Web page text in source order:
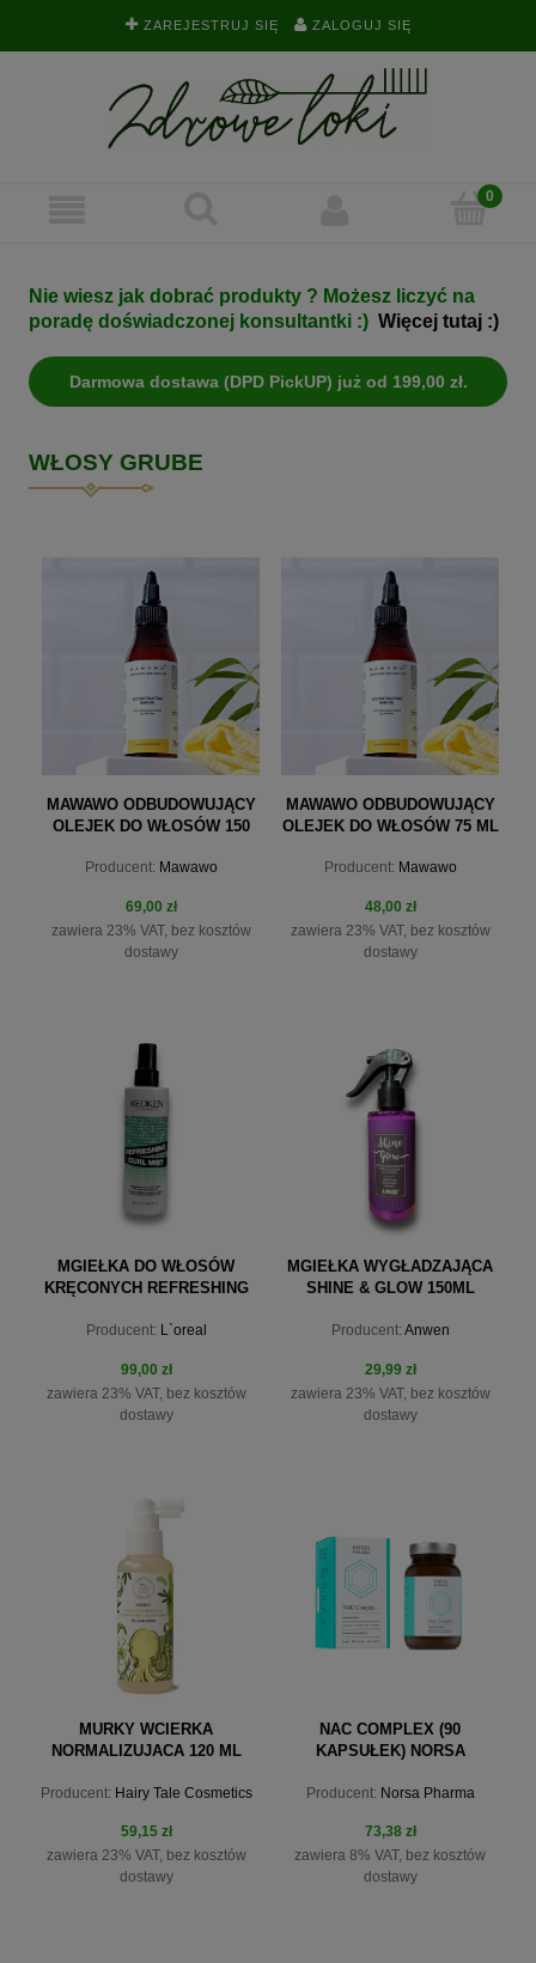
ZAREJESTRUJ SIĘ ZALOGUJ SIĘ
Nie wiesz jak dobrać produkty ? Możesz liczyć na
poradę doświadczonej konsultantki :) Więcej tutaj :)
Darmowa dostawa (DPD PickUP) już od 199,00 zł.
WŁOSY GRUBE
MAWAWO ODBUDOWUJĄCY
OLEJEK DO WŁOSÓW 150
Producent: Mawawo
69,00 zł
zawiera 23% VAT, bez kosztów
dostawy
do koszyka
MAWAWO ODBUDOWUJĄCY
OLEJEK DO WŁOSÓW 75 ML
Producent: Mawawo
48,00 zł
zawiera 23% VAT, bez kosztów
dostawy
do koszyka
MGIEŁKA DO WŁOSÓW
KRĘCONYCH REFRESHING
STYLERS REDKEN
Producent: L`oreal
99,00 zł
zawiera 23% VAT, bez kosztów
dostawy
do koszyka
MGIEŁKA WYGŁADZAJĄCA
SHINE & GLOW 150ML
Producent: Anwen
29,99 zł
zawiera 23% VAT, bez kosztów
dostawy
MURKY WCIERKA
NORMALIZUJACA 120 ML
Producent: Hairy Tale Cosmetics
59,15 zł
zawiera 23% VAT, bez kosztów
dostawy
NAC COMPLEX (90
KAPSUŁEK) NORSA
Producent: Norsa Pharma
73,38 zł
zawiera 8% VAT, bez kosztów
dostawy